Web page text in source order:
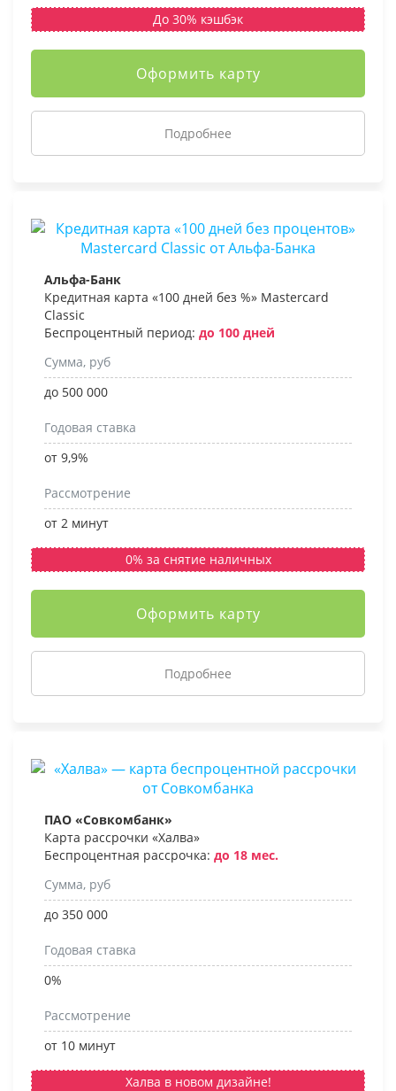
До 30% кэшбэк
Оформить карту
Подробнее
Альфа-Банк
Кредитная карта «100 дней без %» Mastercard
Classic
Беспроцентный период: до 100 дней
Сумма, руб
до 500 000
Годовая ставка
от 9,9%
Рассмотрение
от 2 минут
0% за снятие наличных
Оформить карту
Подробнее
ПАО «Совкомбанк»
Карта рассрочки «Халва»
Беспроцентная рассрочка: до 18 мес.
Сумма, руб
до 350 000
Годовая ставка
0%
Рассмотрение
от 10 минут
Халва в новом дизайне!